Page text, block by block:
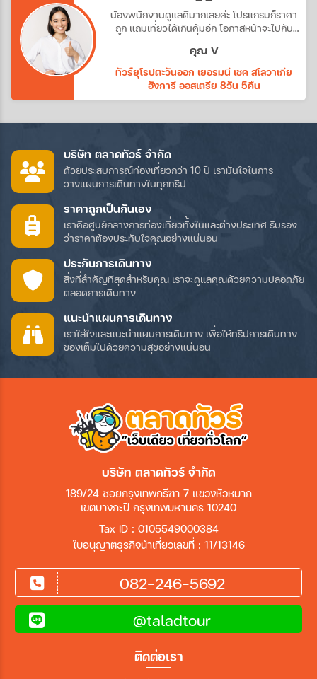
น้องพนักงานดูแลดีมากเลยค่ะ โปรแกรมก็ราคา
ถูก แถมเที่ยวได้เกินคุ้มอีก โอกาสหน้าจะไปกับ
คุณ V
ทัวร์ยุโรปตะวันออก เยอรมนี เชค สโลวาเกีย
ฮังการี ออสเตรีย 8วัน 5คืน
บริษัท ตลาดทัวร์ จำกัด
ด้วยประสบการณ์ท่องเที่ยวกว่า 10 ปี เรามั่นใจในการ
วางแผนการเดินทางในทุกทริป
ราคาถูกเป็นกันเอง
เราคือศูนย์กลางการท่องเที่ยวทั้งในและต่างประเทศ รับรอง
ว่าราคาต้องประทับใจคุณอย่างแน่นอน
ประกันการเดินทาง
สิ่งที่สำคัญที่สุดสำหรับคุณ เราจะดูแลคุณด้วยความปลอดภัย
ตลอดการเดินทาง
แนะนำแผนการเดินทาง
เราใส่ใจและแนะนำแผนการเดินทาง เพื่อให้ทริปการเดินทาง
ของเต็มไปด้วยความสุขอย่างแน่นอน
บริษัท ตลาดทัวร์ จำกัด
189/24 ซอยกรุงเทพกรีฑา 7 แขวงหัวหมาก
เขตบางกะปิ กรุงเทพมหานคร 10240
Tax ID : 0105549000384
ใบอนุญาตธุรกิจนำเที่ยวเลขที่ : 11/13146
082-246-5692
@taladtour
ติดต่อเรา